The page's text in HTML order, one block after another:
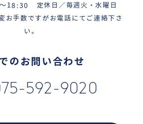
18:30 定休日／毎週火・水曜日
お手数ですがお電話にてご連絡下さ
い。
のお問い合わせ
592-9020